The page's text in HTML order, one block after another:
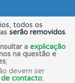
todos os
serão removidos.
a explicação
na questão e
;
devem ser
contacto;